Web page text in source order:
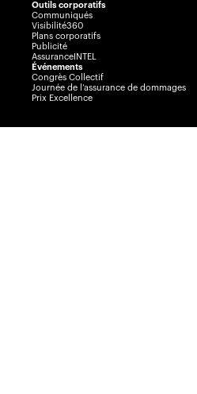
Outils corporatifs
Communiqués
Visibilité360
Plans corporatifs
Publicité
AssuranceINTEL
Événements
Congrès Collectif
Journée de l’assurance de dommages
Prix Excellence